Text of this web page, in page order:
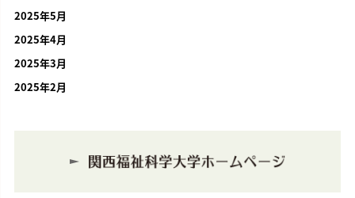
2025年5月
2025年4月
2025年3月
2025年2月